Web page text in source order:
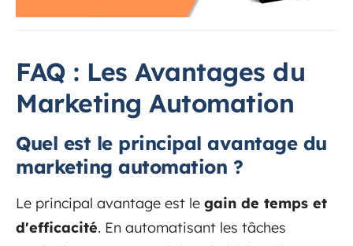
FAQ : Les Avantages du
Marketing Automation
Quel est le principal avantage du
marketing automation ?
Le principal avantage est le gain de temps et
d'efficacité. En automatisant les tâches